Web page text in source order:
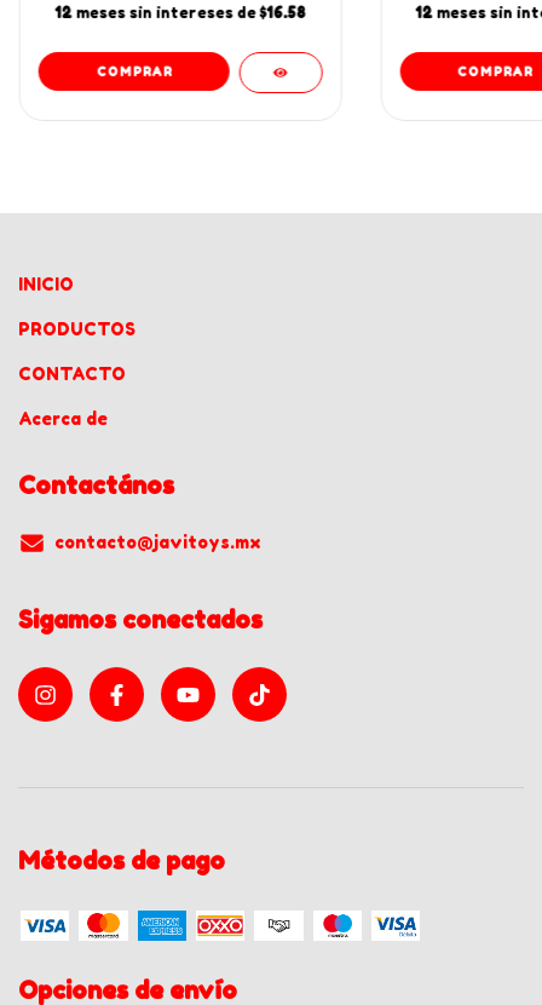
12 meses sin intereses de$16.58 12 meses sin
INICIO
PRODUCTOS
CONTACTO
Acerca de
Contactános
contacto@javitoys.mx
Sigamos conectados
Métodos de pago
Opciones de envío